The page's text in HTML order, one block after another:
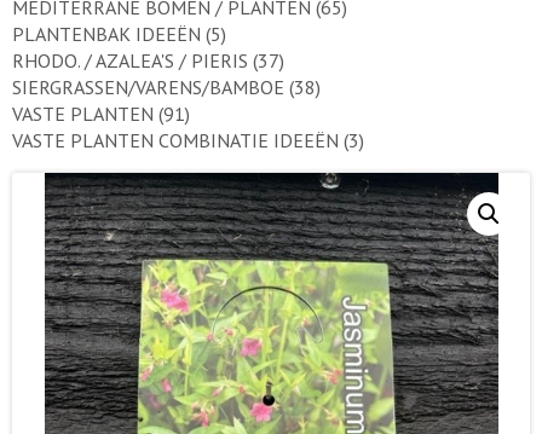
MEDITERRANE BOMEN / PLANTEN (65)
PLANTENBAK IDEEËN (5)
RHODO. / AZALEA'S / PIERIS (37)
SIERGRASSEN/VARENS/BAMBOE (38)
VASTE PLANTEN (91)
VASTE PLANTEN COMBINATIE IDEEËN (3)